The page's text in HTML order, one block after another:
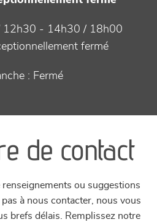
12h30 - 14h30 / 18h00
fermé
: Fermé
de contact
ou suggestions
à nous contacter, nous vous
brefs délais. Remplissez notre